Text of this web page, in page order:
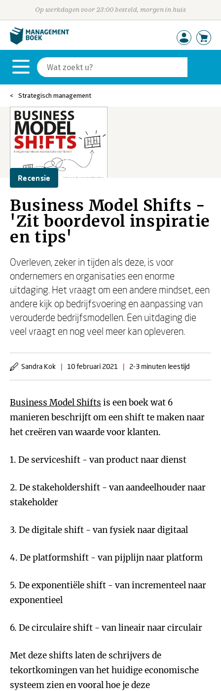
Op werkdagen voor 23:00 besteld, morgen in huis
Strategisch management
Recensie
Business Model Shifts -
'Zit boordevol inspiratie
en tips'
Overleven, zeker in tijden als deze, is voor
ondernemers en organisaties een enorme
uitdaging. Het vraagt om een andere mindset, een
andere kijk op bedrijfsvoering en aanpassing van
verouderde bedrijfsmodellen. Een uitdaging die
veel vraagt en nog veel meer kan opleveren.
Sandra Kok | 10 februari 2021 | 2-3 minuten leestijd
Business Model Shifts is een boek wat 6
manieren beschrijft om een shift te maken naar
het creëren van waarde voor klanten.
1. De serviceshift - van product naar dienst
2. De stakeholdershift - van aandeelhouder naar
stakeholder
3. De digitale shift - van fysiek naar digitaal
4. De platformshift - van pijplijn naar platform
5. De exponentiële shift - van incrementeel naar
exponentieel
6. De circulaire shift - van lineair naar circulair
Met deze shifts laten de schrijvers de
tekortkomingen van het huidige economische
systeem zien en vooral hoe je deze